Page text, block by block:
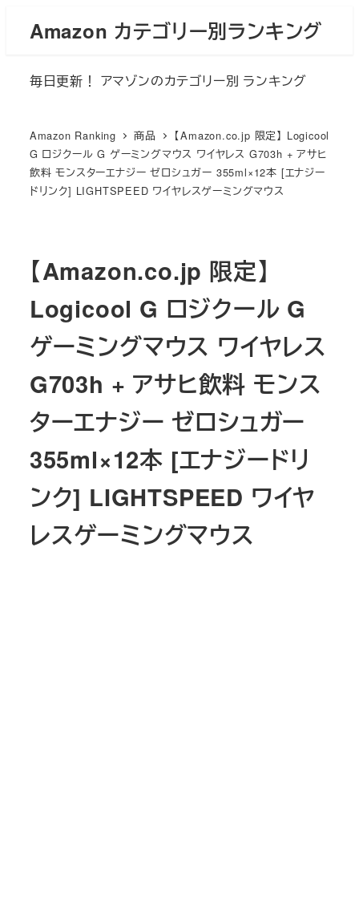
Amazon カテゴリー別ランキング
毎日更新！ アマゾンのカテゴリー別 ランキング
Amazon Ranking 商品
【Amazon.co.jp 限定】 Logicool
G ロジクール G ゲーミングマウス ワイヤレス G703h + アサヒ
飲料 モンスターエナジー ゼロシュガー 355ml×12本 [エナジー
ドリンク] LIGHTSPEED ワイヤレスゲーミングマウス
【Amazon.co.jp 限定】
Logicool G ロジクール G
ゲーミングマウス ワイヤレス
G703h + アサヒ飲料 モンス
ターエナジー ゼロシュガー
355ml×12本 [エナジードリ
ンク] LIGHTSPEED ワイヤ
レスゲーミングマウス